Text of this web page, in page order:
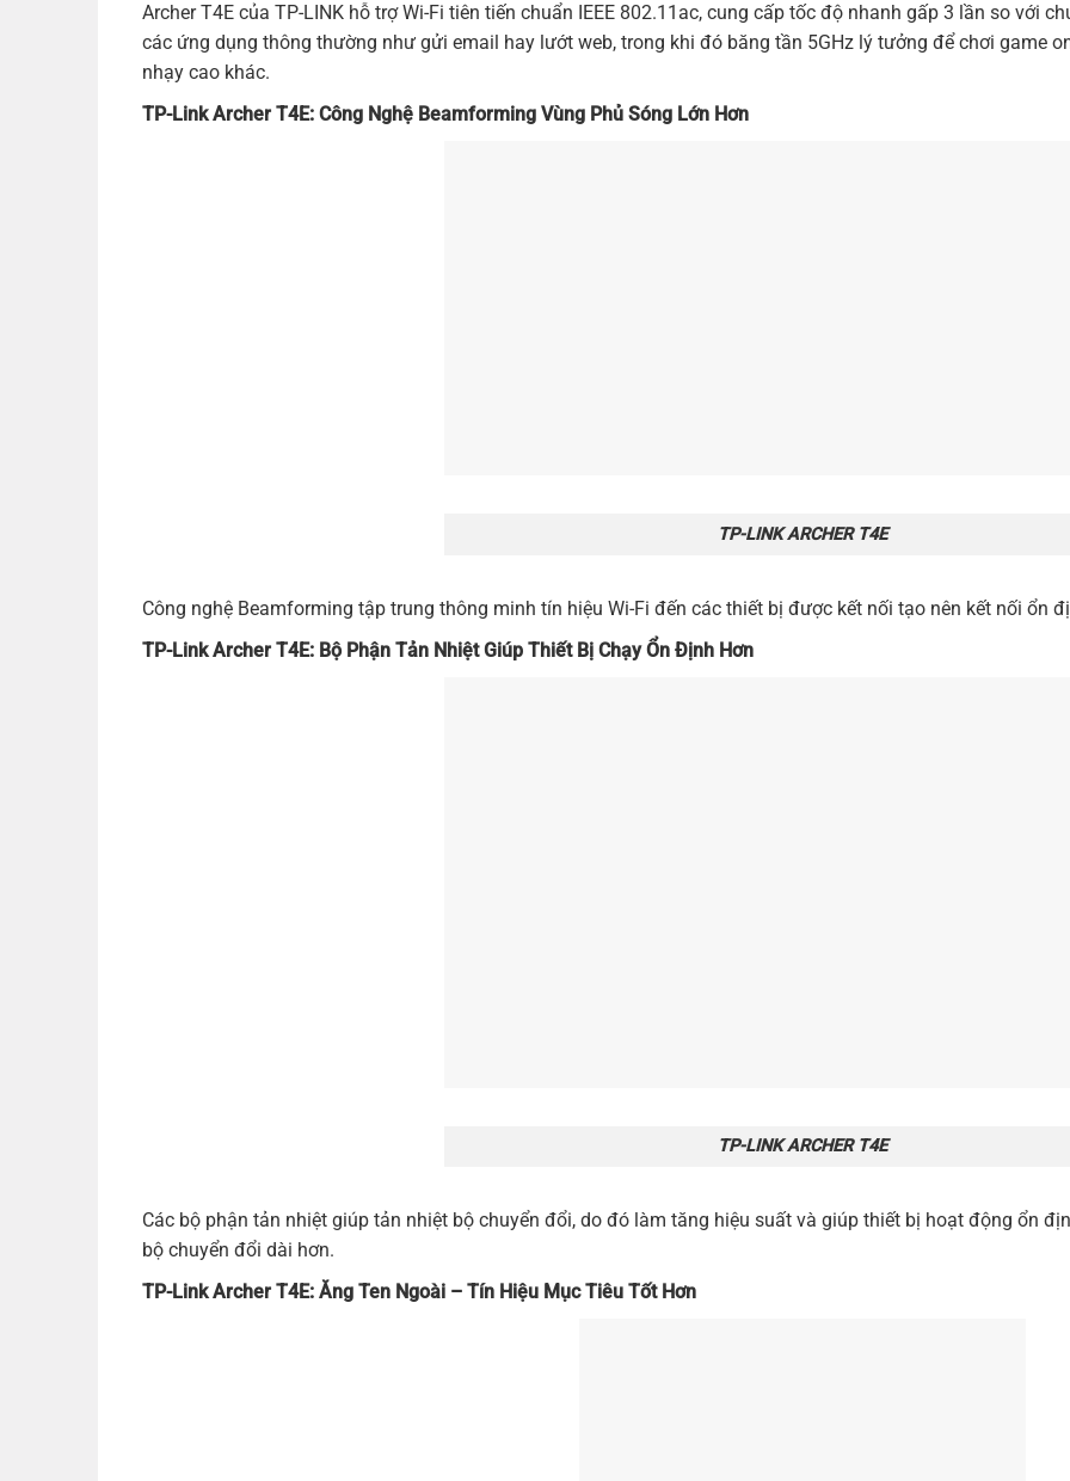
Archer T4E của TP-LINK hỗ trợ Wi-Fi tiên tiến chuẩn IEEE 802.11ac, cung cấp tốc độ nhanh gấp 3 lần so với
các ứng dụng thông thường như gửi email hay lướt web, trong khi đó băng tần 5GHz lý tưởng để chơi game
nhạy cao khác.
TP-Link Archer T4E: Công Nghệ Beamforming Vùng Phủ Sóng Lớn Hơn
TP-LINK ARCHER T4E
Công nghệ Beamforming tập trung thông minh tín hiệu Wi-Fi đến các thiết bị được kết nối tạo nên kết nối ổn
TP-Link Archer T4E: Bộ Phận Tản Nhiệt Giúp Thiết Bị Chạy Ổn Định Hơn
TP-LINK ARCHER T4E
Các bộ phận tản nhiệt giúp tản nhiệt bộ chuyển đổi, do đó làm tăng hiệu suất và giúp thiết bị hoạt động ổn
bộ chuyển đổi dài hơn.
TP-Link Archer T4E: Ăng Ten Ngoài – Tín Hiệu Mục Tiêu Tốt Hơn